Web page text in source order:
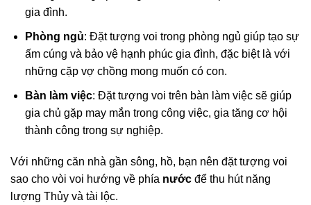
gia đình.
Phòng ngủ: Đặt tượng voi trong phòng ngủ giúp tạo sự
ấm cúng và bảo vệ hạnh phúc gia đình, đặc biệt là với
những cặp vợ chồng mong muốn có con.
Bàn làm việc: Đặt tượng voi trên bàn làm việc sẽ giúp
gia chủ gặp may mắn trong công việc, gia tăng cơ hội
thành công trong sự nghiệp.
Với những căn nhà gần sông, hồ, bạn nên đặt tượng voi
sao cho vòi voi hướng về phía nước để thu hút năng
lượng Thủy và tài lộc.